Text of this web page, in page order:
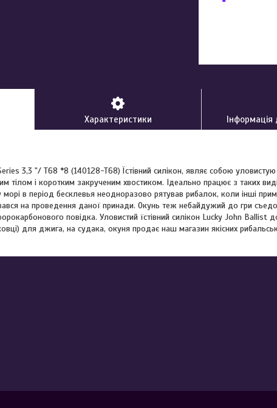
Характеристики
3,3 "/ T68 *8 (140128-T68) Їстівний силікон, являє собою
тілом і коротким закрученим хвостиком. Ідеально працює з таких
в період бесклевья неодноразово рятував рибалок, коли інші
на проведення даної принади. Окунь теж небайдужий до гри
повідка. Уловистий їстівний силікон Lucky John Ballist
для джига, на судака, окуня продає наш магазин якісних